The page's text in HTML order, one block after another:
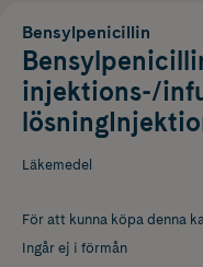
Bensylpenicillin
injektions-/
Läkemedel
För att kunna köpa denna
Ingår ej i förmån